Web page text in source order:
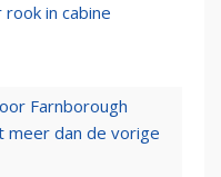
in cabine
Farnborough
meer dan de vorige